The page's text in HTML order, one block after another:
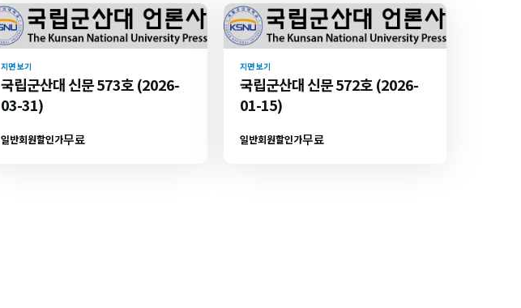
지면 보기
국립군산대 신문 573호 (2026-
03-31)
일반회원할인가무료
지면 보기
국립군산대 신문 572호 (2026-
01-15)
일반회원할인가무료